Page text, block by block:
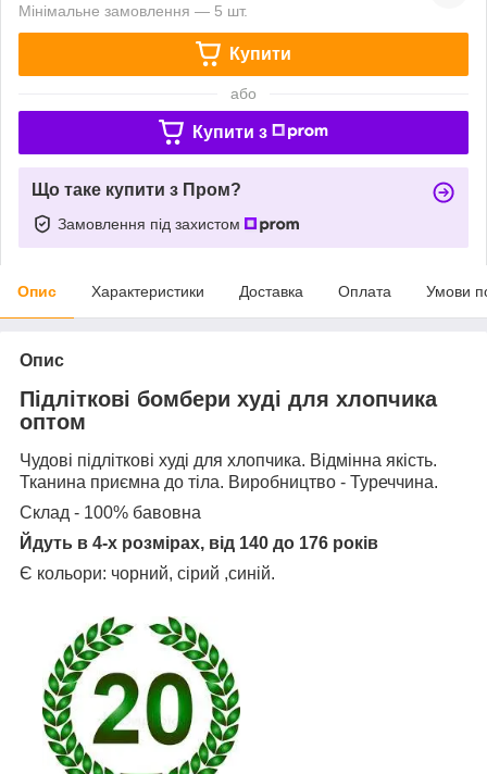
Мінімальне замовлення — 5 шт.
Купити
або
Купити з
Що таке купити з Пром?
Замовлення під захистом
Опис Характеристики Доставка Оплата Умови
Опис
Підліткові бомбери худі для хлопчика
оптом
Чудові підліткові худі для хлопчика. Відмінна якість.
Тканина приємна до тіла. Виробництво - Туреччина.
Склад - 100% бавовна
Йдуть в 4-х розмірах, від 140 до 176 років
Є кольори: чорний, сірий ,синій.